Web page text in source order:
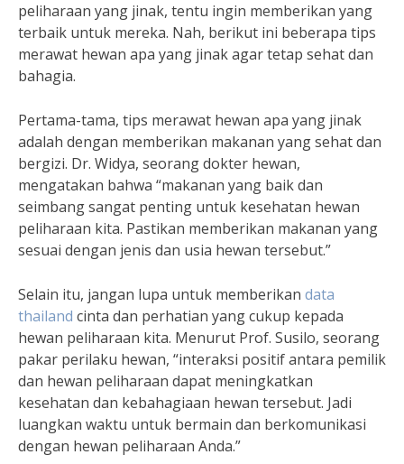
peliharaan yang jinak, tentu ingin memberikan yang
terbaik untuk mereka. Nah, berikut ini beberapa tips
merawat hewan apa yang jinak agar tetap sehat dan
bahagia.
Pertama-tama, tips merawat hewan apa yang jinak
adalah dengan memberikan makanan yang sehat dan
bergizi. Dr. Widya, seorang dokter hewan,
mengatakan bahwa “makanan yang baik dan
seimbang sangat penting untuk kesehatan hewan
peliharaan kita. Pastikan memberikan makanan yang
sesuai dengan jenis dan usia hewan tersebut.”
Selain itu, jangan lupa untuk memberikan data
thailand cinta dan perhatian yang cukup kepada
hewan peliharaan kita. Menurut Prof. Susilo, seorang
pakar perilaku hewan, “interaksi positif antara pemilik
dan hewan peliharaan dapat meningkatkan
kesehatan dan kebahagiaan hewan tersebut. Jadi
luangkan waktu untuk bermain dan berkomunikasi
dengan hewan peliharaan Anda.”